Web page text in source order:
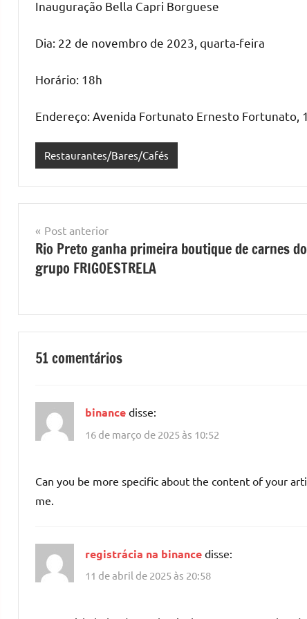
Inauguração Bella Capri Borguese
Dia: 22 de novembro de 2023, quarta-feira
Horário: 18h
Endereço: Avenida Fortunato Ernesto Fortunato,
Restaurantes/Bares/Cafés
Navegação
de
Post
Post anterior
Rio Preto ganha primeira boutique de carnes do
grupo FRIGOESTRELA
51 comentários
binance disse:
16 de março de 2025 às 10:52
Can you be more specific about the content of your
me.
registrácia na binance disse:
11 de abril de 2025 às 20:58